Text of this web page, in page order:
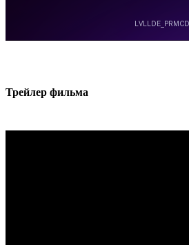
Трей­лер фильма